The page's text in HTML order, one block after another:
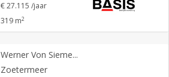
€ 27.115 /jaar
319 m2
Werner Von Siemensstraat 13
Zoetermeer